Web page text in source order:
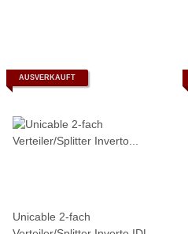
AUSVERKAUFT
Unicable 2-fach